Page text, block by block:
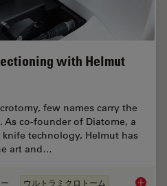
with Helmut
few names carry the
co-founder of Diatome, a
technology, Helmut has
art and…
ウルトラミクロトーム